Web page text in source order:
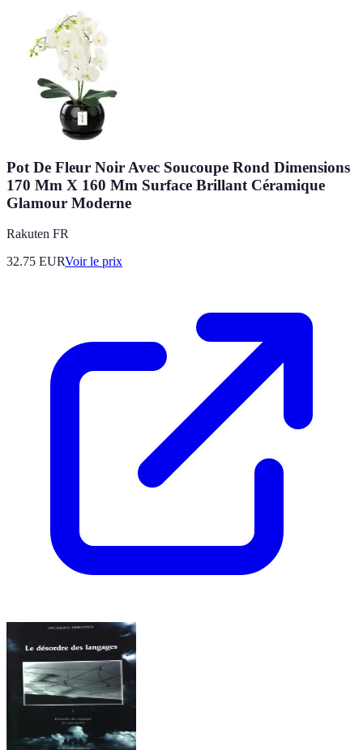
Pot De Fleur Noir Avec Soucoupe Rond Dimensions
170 Mm X 160 Mm Surface Brillant Céramique
Glamour Moderne
Rakuten FR
32.75 EURVoir le prix